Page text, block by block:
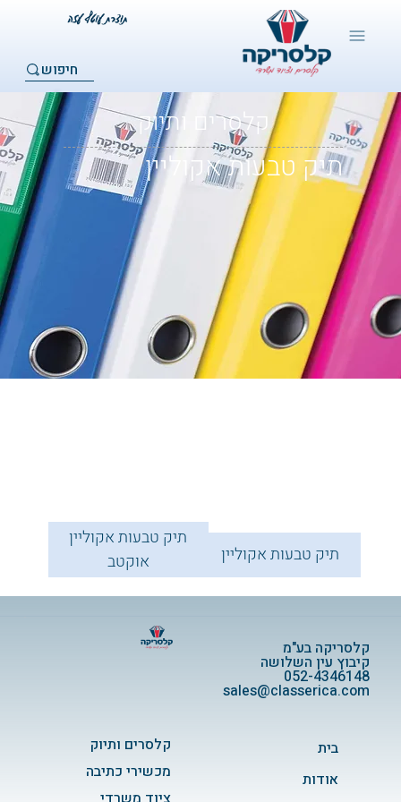
חיפוש
תיק טבעות אקוליין
תיק טבעות אקוליין
אוקטב
קלסרים ותיוק
תיק טבעות אקוליין
קלסרים ותיוק
מכשירי כתיבה
בית
אודות
קלסריקה בע"מ
קיבוץ עין השלושה
052-4346148
sales@classerica.com